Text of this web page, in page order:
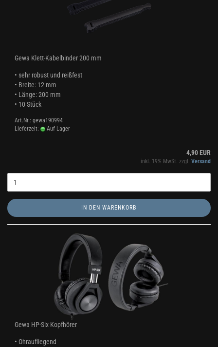
Gewa Klett-Kabelbinder 200 mm
• sehr robust und reißfest
• Breite: 12 mm
• Länge: 200 mm
• 10 Stück
Art.Nr.: gewa190994
Lieferzeit:
Auf Lager
4,90 EUR
inkl. 19% MwSt. zzgl. Versand
IN DEN WARENKORB
Gewa HP-Six Kopfhörer
• Ohraufliegend